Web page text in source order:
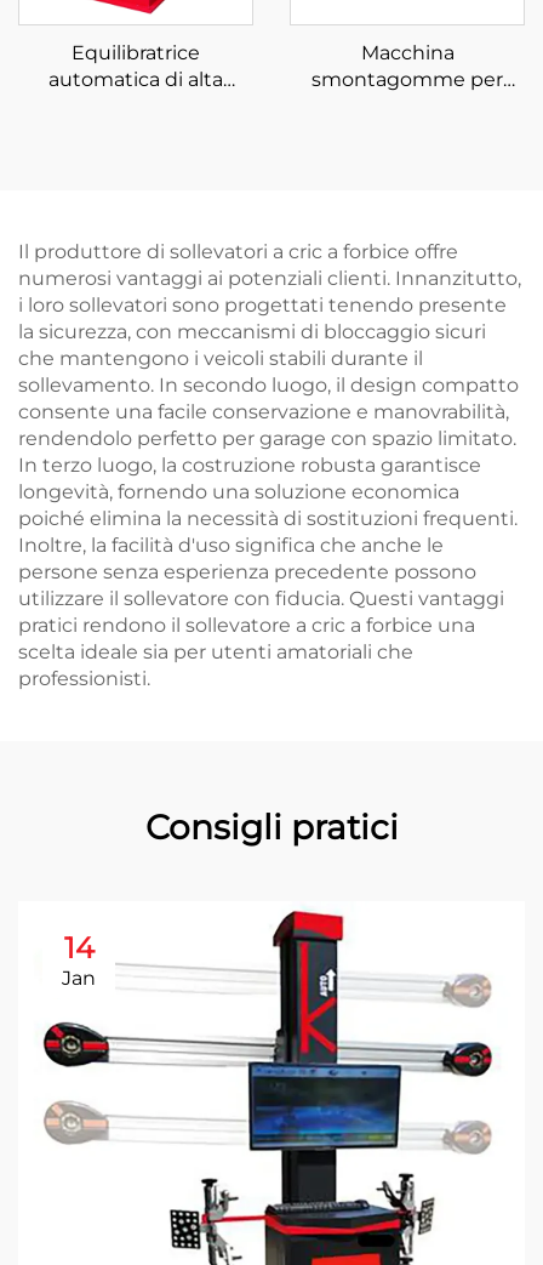
Equilibratrice
automatica di alta
Macchina
smontagomme per
Il produttore di sollevatori a cric a forbice offre
numerosi vantaggi ai potenziali clienti. Innanzitutto,
i loro sollevatori sono progettati tenendo presente
la sicurezza, con meccanismi di bloccaggio sicuri
che mantengono i veicoli stabili durante il
sollevamento. In secondo luogo, il design compatto
consente una facile conservazione e manovrabilità,
rendendolo perfetto per garage con spazio limitato.
In terzo luogo, la costruzione robusta garantisce
longevità, fornendo una soluzione economica
poiché elimina la necessità di sostituzioni frequenti.
Inoltre, la facilità d'uso significa che anche le
persone senza esperienza precedente possono
utilizzare il sollevatore con fiducia. Questi vantaggi
pratici rendono il sollevatore a cric a forbice una
scelta ideale sia per utenti amatoriali che
professionisti.
Consigli pratici
14
Jan